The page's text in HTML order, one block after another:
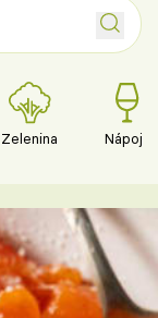
Zelenina Nápoje